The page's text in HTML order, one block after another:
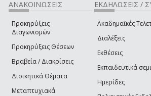
ΑΝΑΚΟΙΝΩΣΕΙΣ
Προκηρύξεις
Διαγωνισμών
Προκηρύξεις Θέσεων
Βραβεία / Διακρίσεις
Διοικητικά Θέματα
Μεταπτυχιακά
ΕΚΔΗΛΩΣΕΙΣ /
Ακαδημαϊκές
Διαλέξεις
Εκθέσεις
Εκπαιδευτικά
Ημερίδες